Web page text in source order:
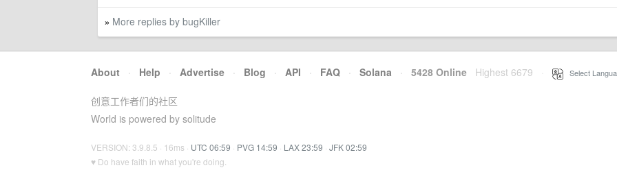
» More replies by bugKiller
About · Help · Advertise · Blog · API · FAQ · Solana · 5428 Online Highest 6679 Select
创意工作者们的社区
World is powered by solitude
VERSION: 3.9.8.5 · 16ms · UTC 06:59 · PVG 14:59 · LAX 23:59 · JFK 02:59
♥ Do have faith in what you're doing.